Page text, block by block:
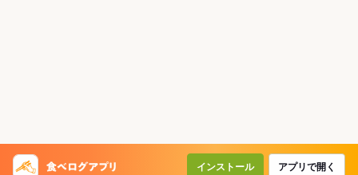
インストール アプリで開く